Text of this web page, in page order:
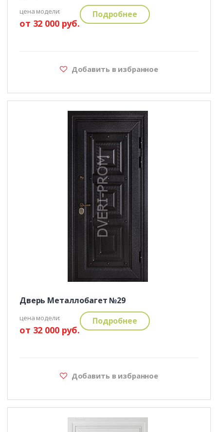
цена модели:
от 32 000 руб.
Подробнее
Добавить в избранное
Дверь Металлобагет №29
цена модели:
от 32 000 руб.
Подробнее
Добавить в избранное